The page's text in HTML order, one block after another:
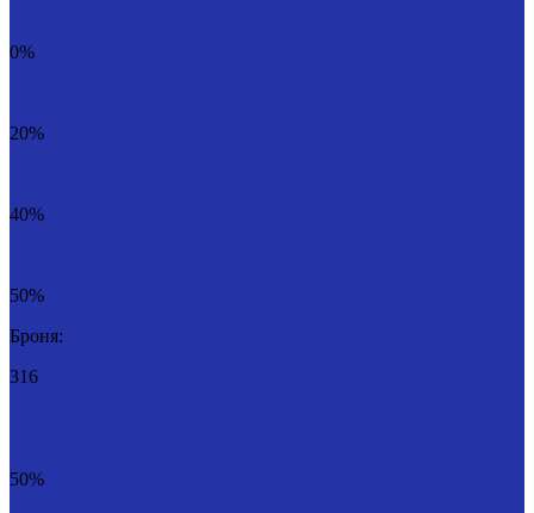
0%
20%
40%
50%
Броня:
316
50%